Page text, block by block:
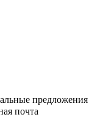
предложения
почта